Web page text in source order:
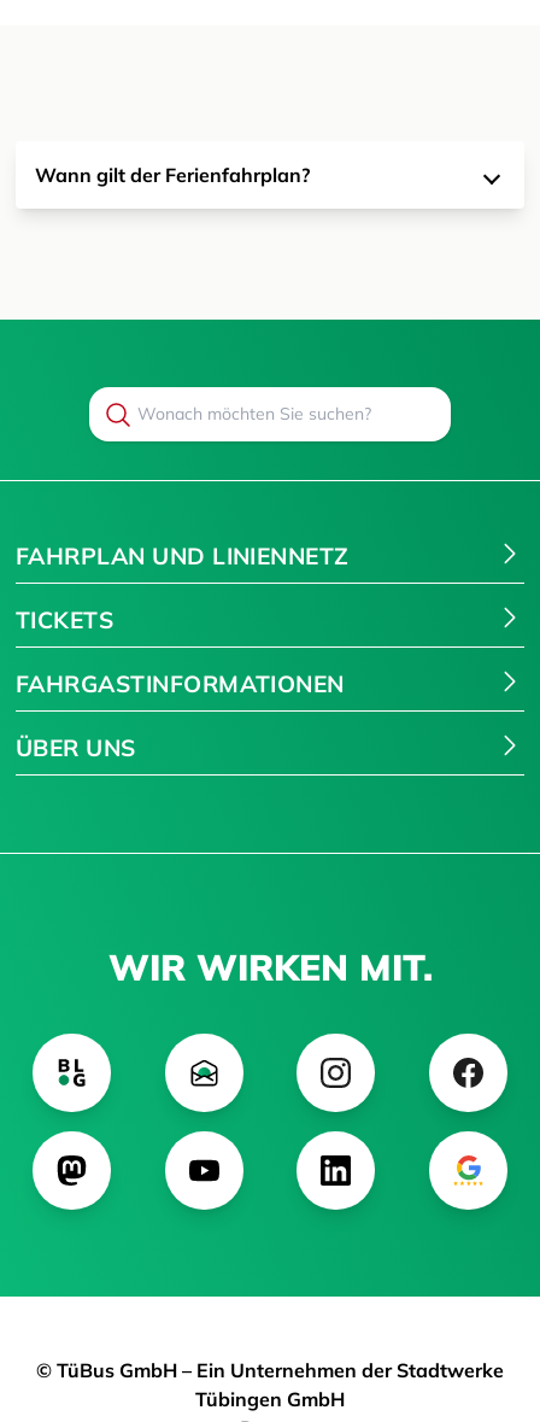
Wann gilt der Ferienfahrplan?
Search
FAHRPLAN UND LINIENNETZ
TICKETS
FAHRGASTINFORMATIONEN
ÜBER UNS
WIR WIRKEN MIT.
© TüBus GmbH – Ein Unternehmen der Stadtwerke
Tübingen GmbH